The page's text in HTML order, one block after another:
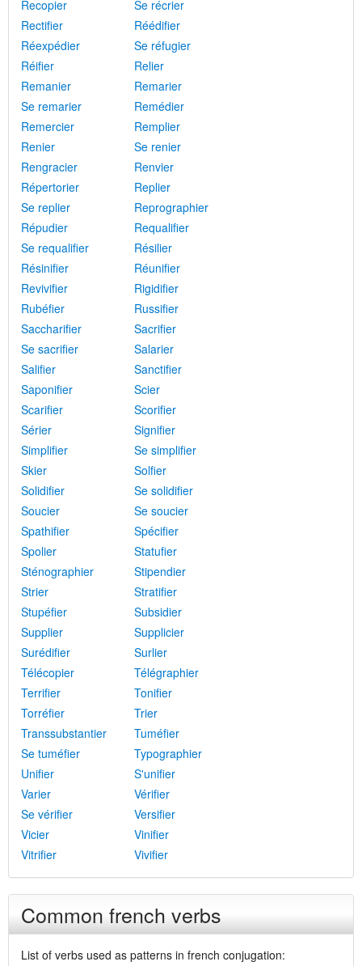
Recopier
Se récrier
Rectifier
Réédifier
Réexpédier
Se réfugier
Réifier
Relier
Remanier
Remarier
Se remarier
Remédier
Remercier
Remplier
Renier
Se renier
Rengracier
Renvier
Répertorier
Replier
Se replier
Reprographier
Répudier
Requalifier
Se requalifier
Résilier
Résinifier
Réunifier
Revivifier
Rigidifier
Rubéfier
Russifier
Saccharifier
Sacrifier
Se sacrifier
Salarier
Salifier
Sanctifier
Saponifier
Scier
Scarifier
Scorifier
Sérier
Signifier
Simplifier
Se simplifier
Skier
Solfier
Solidifier
Se solidifier
Soucier
Se soucier
Spathifier
Spécifier
Spolier
Statufier
Sténographier
Stipendier
Strier
Stratifier
Stupéfier
Subsidier
Supplier
Supplicier
Surédifier
Surlier
Télécopier
Télégraphier
Terrifier
Tonifier
Torréfier
Trier
Transsubstantier
Tuméfier
Se tuméfier
Typographier
Unifier
S'unifier
Varier
Vérifier
Se vérifier
Versifier
Vicier
Vinifier
Vitrifier
Vivifier
Common french verbs
List of verbs used as patterns in french conjugation: